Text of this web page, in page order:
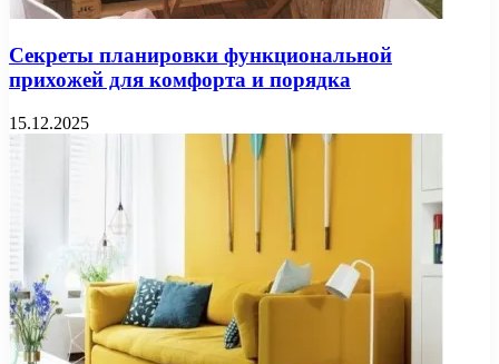
Секреты планировки функциональной
прихожей для комфорта и порядка
15.12.2025